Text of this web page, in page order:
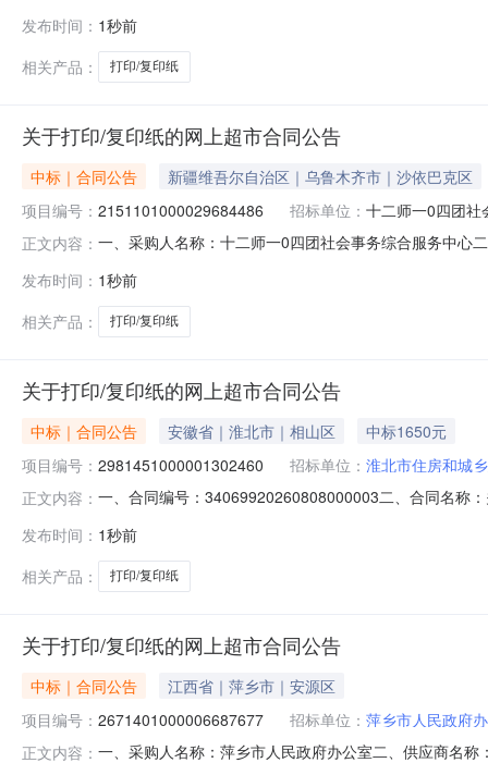
城乡建设局采购单位地址:淮北市相山路4号三、成交信
发布时间： 1秒前
相关产品：
打印/复印纸
关于打印/复印纸的网上超市合同公告
中标｜合同公告
新疆维吾尔自治区｜乌鲁木齐市｜沙依巴克区
项目编号： 2151101000029684486 招标单位： 十二师一0四团社
正文内容： 一、采购人名称：十二师一0四团社会事务综合服务中心
晨鸣/CHENMING金晨鸣70gA4箱15.001652475服务要
发布时间： 1秒前
相关产品：
打印/复印纸
关于打印/复印纸的网上超市合同公告
中标｜合同公告 安徽省｜淮北市｜相山区
中标1650元
项目编号： 2981451000001302460 招标单位： 淮北市住房和城
正文内容： 一、合同编号：34069920260808000003二、合同名称
相山区淮北市联系方式：0561六、合同主体信息1.主要
发布时间： 1秒前
相关产品：
打印/复印纸
关于打印/复印纸的网上超市合同公告
中标｜合同公告
江西省｜萍乡市｜安源区
项目编号： 2671401000006687677 招标单位： 萍乡市人民政府
正文内容： 一、采购人名称：萍乡市人民政府办公室二、供应商名